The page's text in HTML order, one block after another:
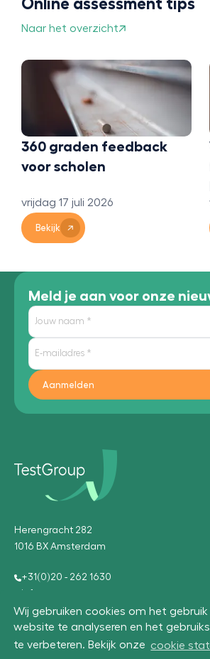
Wij gebruiken cookies om het gebruik
website te analyseren en het
te verbeteren. Bekijk onze cookie
Online assessment tips
Naar het overzicht
360 graden feedback
voor scholen
vrijdag 17 juli 2026
Bekijk
Meld je aan voor onze
Aanmelden
Herengracht 282
1016 BX Amsterdam
+31(0)20 - 262 1630